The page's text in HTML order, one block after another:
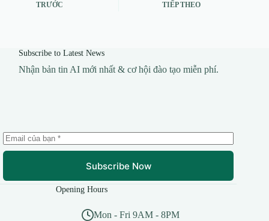
TRƯỚC TIẾP THEO
Subscribe to Latest News
Nhận bản tin AI mới nhất & cơ hội đào tạo miễn phí.
Subscribe Now
Opening Hours
Mon - Fri 9AM - 8PM